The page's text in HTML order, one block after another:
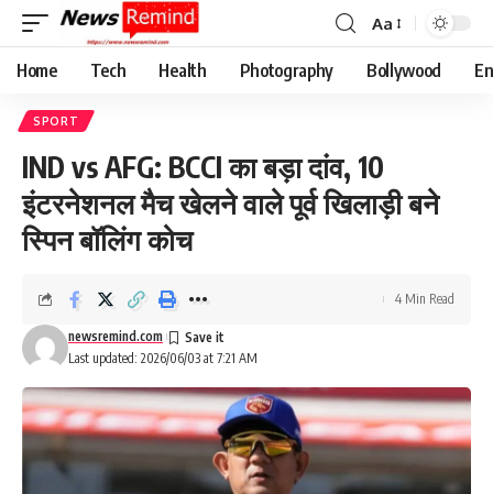
Font
Resizer
Aa
Home Tech Health Photography Bollywood
SPORT
IND vs AFG: BCCI का बड़ा दांव, 10
इंटरनेशनल मैच खेलने वाले पूर्व खिलाड़ी बने
स्पिन बॉलिंग कोच
Last updated: 2026/06/03 at 7:21 AM
newsremind.com
4 Min Read